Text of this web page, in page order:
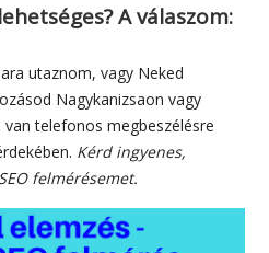
A válaszom:
utaznom, vagy Neked
Nagykanizsaon vagy
telefonos megbeszélésre
Kérd ingyenes,
felmérésemet.